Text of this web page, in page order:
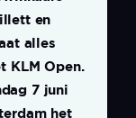
en
alles
KLM Open.
7 juni
het